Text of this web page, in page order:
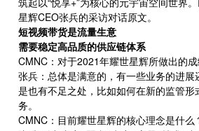
星辉CEO张兵的采访对话原文。
短视频带货是流量生意
需要稳定高品质的供应链体系
CMNC：对于2021年耀世星辉所做出的
张兵：总体是满意的，有一些业务的进展
是也有不足之处，比如如何在新的监管形
务。
CMNC：目前耀世星辉的核心理念是什么